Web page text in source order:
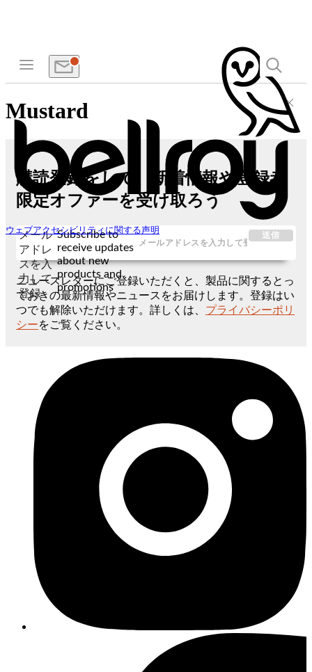
ウェブアクセシビリティに関する声明
Mustard
購読登録をして、新着情報や登録者
限定オファーを受け取ろう
メール
アドレ
スを入
力して
登録
Subscribe to
receive updates
about new
products and
promotions
送信
ニュースレターにご登録いただくと、製品に関するとっ
ておきの最新情報やニュースをお届けします。登録はい
つでも解除いただけます。詳しくは、 プライバシーポリ
シーをご覧ください。